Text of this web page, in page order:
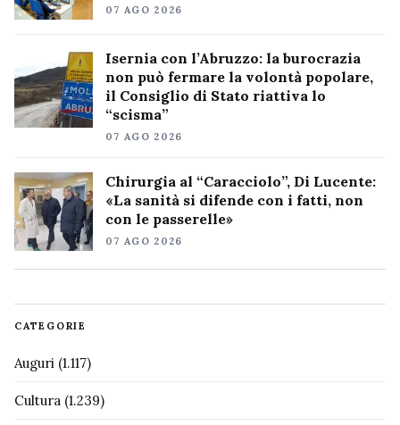
07 AGO 2026
Isernia con l’Abruzzo: la burocrazia
non può fermare la volontà popolare,
il Consiglio di Stato riattiva lo
“scisma”
07 AGO 2026
Chirurgia al “Caracciolo”, Di Lucente:
«La sanità si difende con i fatti, non
con le passerelle»
07 AGO 2026
CATEGORIE
Auguri (1.117)
Cultura (1.239)